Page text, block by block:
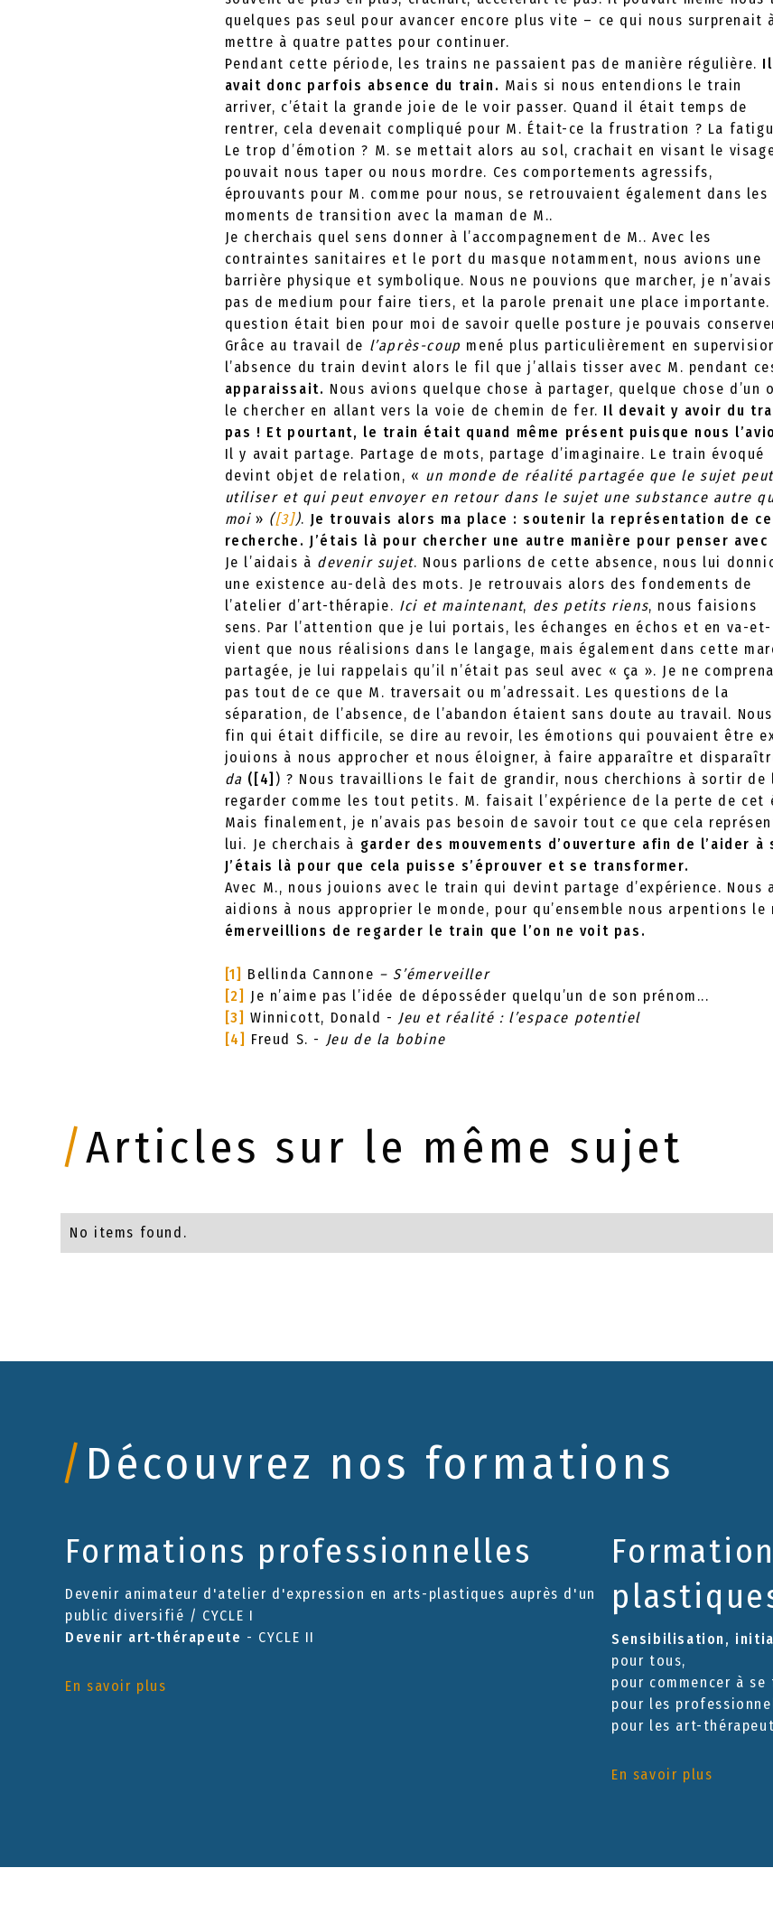
quelques pas seul pour avancer encore plus vite – ce qui nous surprenait
mettre à quatre pattes pour continuer.
Pendant cette période, les trains ne passaient pas de manière régulière.
avait donc parfois absence du train. Mais si nous entendions le train
arriver, c’était la grande joie de le voir passer. Quand il était temps de
rentrer, cela devenait compliqué pour M. Était-ce la frustration ? La
Le trop d’émotion ? M. se mettait alors au sol, crachait en visant le
pouvait nous taper ou nous mordre. Ces comportements agressifs,
éprouvants pour M. comme pour nous, se retrouvaient également dans les
moments de transition avec la maman de M..
Je cherchais quel sens donner à l’accompagnement de M.. Avec les
contraintes sanitaires et le port du masque notamment, nous avions une
barrière physique et symbolique. Nous ne pouvions que marcher, je n’avais
pas de medium pour faire tiers, et la parole prenait une place importante.
question était bien pour moi de savoir quelle posture je pouvais
Grâce au travail de l’après-coup mené plus particulièrement en
l’absence du train devint alors le fil que j’allais tisser avec M. pendant
apparaissait. Nous avions quelque chose à partager, quelque chose
le chercher en allant vers la voie de chemin de fer. Il devait y avoir du
pas ! Et pourtant, le train était quand même présent puisque nous
Il y avait partage. Partage de mots, partage d’imaginaire. Le train évoqué
devint objet de relation, « un monde de réalité partagée que le sujet peut
utiliser et qui peut envoyer en retour dans le sujet une substance autre
moi» ([3]). Je trouvais alors ma place : soutenir la représentation de
recherche. J’étais là pour chercher une autre manière pour penser avec
Je l’aidais à devenir sujet. Nous parlions de cette absence, nous lui
une existence au-delà des mots. Je retrouvais alors des fondements de
l’atelier d’art-thérapie. Ici et maintenant, des petits riens, nous faisions
sens. Par l’attention que je lui portais, les échanges en échos et en va-et-
vient que nous réalisions dans le langage, mais également dans cette
partagée, je lui rappelais qu’il n’était pas seul avec « ça ». Je ne
pas tout de ce que M. traversait ou m’adressait. Les questions de la
séparation, de l’absence, de l’abandon étaient sans doute au travail.
fin qui était difficile, se dire au revoir, les émotions qui pouvaient être
jouions à nous approcher et nous éloigner, à faire apparaître et
da ([4] ) ? Nous travaillions le fait de grandir, nous cherchions à sortir
regarder comme les tout petits. M. faisait l’expérience de la perte de cet
Mais finalement, je n’avais pas besoin de savoir tout ce que cela
lui. Je cherchais à garder des mouvements d’ouverture afin de l’aider
J’étais là pour que cela puisse s’éprouver et se transformer.
Avec M., nous jouions avec le train qui devint partage d’expérience. Nous
aidions à nous approprier le monde, pour qu’ensemble nous arpentions le
émerveillions de regarder le train que l’on ne voit pas.
[1] Bellinda Cannone – S’émerveiller
[2]
Je n’aime pas l’idée de déposséder quelqu’un de son prénom...
[3] Winnicott, Donald - Jeu et réalité : l’espace potentiel
[4] Freud S. - Jeu de la bobine
/Articles sur le même sujet
No items found.
/ Découvrez nos formations
Formations professionnelles
Devenir animateur d'atelier d'expression en arts-plastiques auprès d'un
public diversifié / CYCLE I
Devenir art-thérapeute - CYCLE II
En savoir plus
Sensibilisation,
pour tous,
pour commencer à se
pour les
pour les art-
En savoir plus